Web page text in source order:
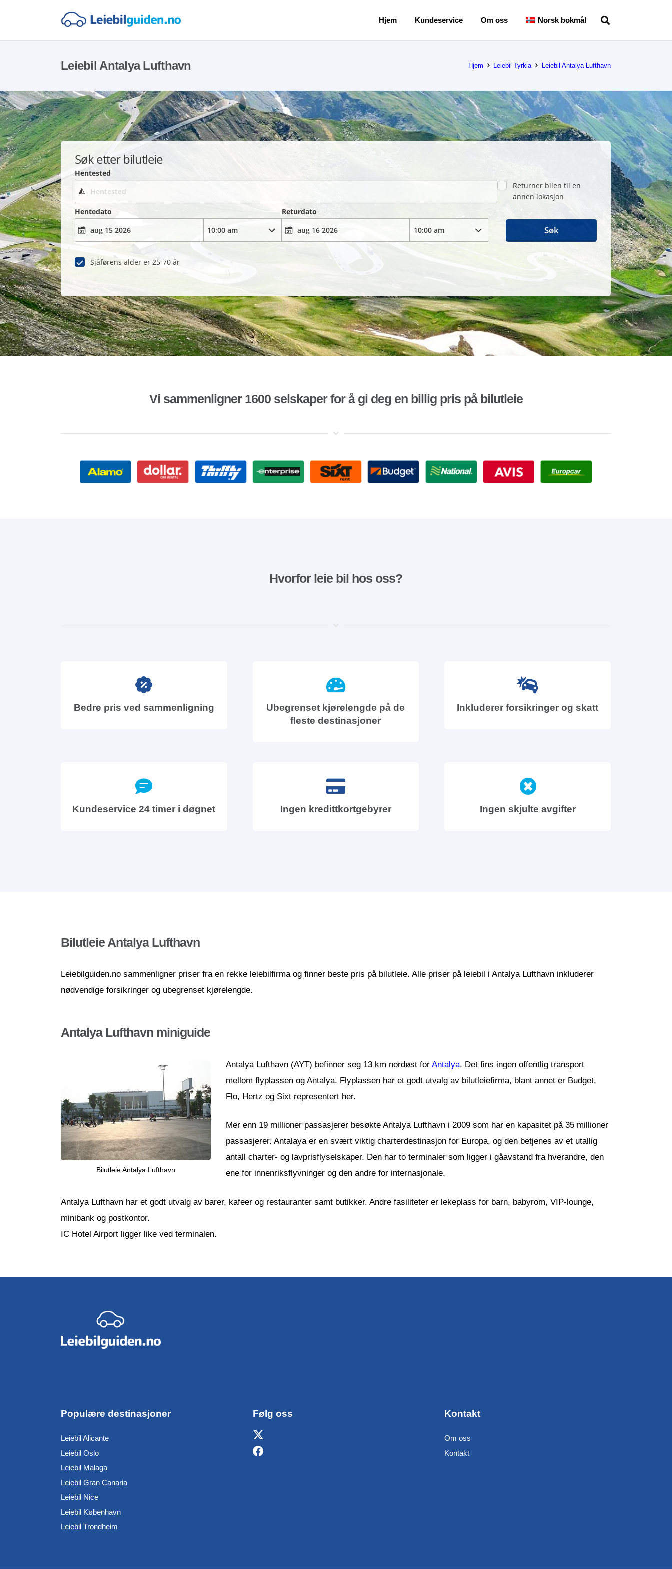
Hjem Kundeservice Om oss Norsk bokmål
Leiebil Antalya Lufthavn Hjem Leiebil Tyrkia Leiebil Antalya Lufthavn
Søk etter bilutleie
Hentested
Returner bilen til en
annen lokasjon
Hentedato
Returdato
Sjåførens alder er 25-70 år
Søk
Vi sammenligner 1600 selskaper for å gi deg en billig pris på bilutleie
Hvorfor leie bil hos oss?
Bedre pris ved sammenligning
Ubegrenset kjørelengde på de
fleste destinasjoner
Inkluderer forsikringer og skatt
Kundeservice 24 timer i døgnet Ingen kredittkortgebyrer Ingen skjulte avgifter
Bilutleie Antalya Lufthavn
Leiebilguiden.no sammenligner priser fra en rekke leiebilfirma og finner beste pris på bilutleie. Alle priser på leiebil i Antalya Lufthavn inkluderer
nødvendige forsikringer og ubegrenset kjørelengde.
Antalya Lufthavn miniguide
Bilutleie Antalya Lufthavn
Antalya Lufthavn (AYT) befinner seg 13 km nordøst for Antalya. Det fins ingen offentlig transport
mellom flyplassen og Antalya. Flyplassen har et godt utvalg av bilutleiefirma, blant annet er Budget,
Flo, Hertz og Sixt representert her.
Mer enn 19 millioner passasjerer besøkte Antalya Lufthavn i 2009 som har en kapasitet på 35 millioner
passasjerer. Antalaya er en svært viktig charterdestinasjon for Europa, og den betjenes av et utallig
antall charter- og lavprisflyselskaper. Den har to terminaler som ligger i gåavstand fra hverandre, den
ene for innenriksflyvninger og den andre for internasjonale.
Antalya Lufthavn har et godt utvalg av barer, kafeer og restauranter samt butikker. Andre fasiliteter er lekeplass for barn, babyrom, VIP-lounge,
minibank og postkontor.
IC Hotel Airport ligger like ved terminalen.
Populære destinasjoner
Leiebil Alicante
Leiebil Oslo
Leiebil Malaga
Leiebil Gran Canaria
Leiebil Nice
Leiebil København
Leiebil Trondheim
Følg oss Kontakt
Om oss
Kontakt